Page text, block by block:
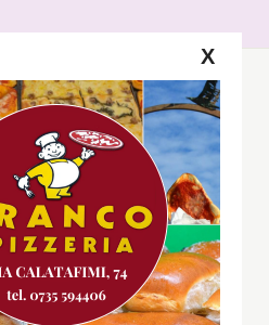
Segui la GRB
Facebook
Instagram
Twitter
X